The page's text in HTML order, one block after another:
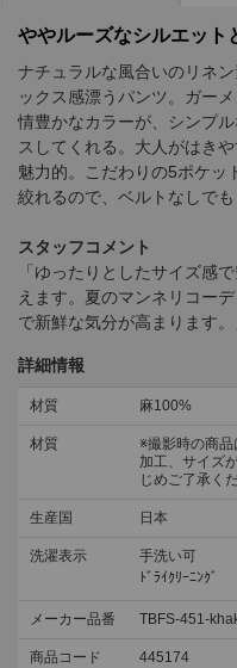
ややルーズなシルエット
ナチュラルな風合いのリネ
ックス感漂うパンツ。ガー
情豊かなカラーが、シンプ
スしてくれる。大人がはき
魅力的。こだわりの5ポケッ
絞れるので、ベルトなしで
スタッフコメント
「ゆったりとしたサイズ感
えます。夏のマンネリコー
で新鮮な気分が高まります。
詳細情報
材質 麻100%
材質
※撮影時の商品
加工、サイズ
じめご了承く
生産国 日本
洗濯表示
手洗い可
ﾄﾞﾗｲｸﾘｰﾆﾝｸﾞ
メーカー品番 TBFS-451-
商品コード 445174